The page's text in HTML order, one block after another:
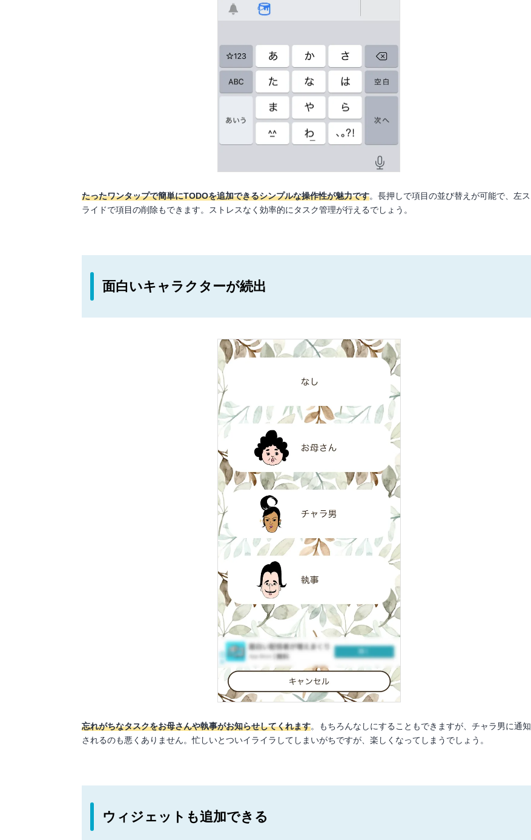
たったワンタップで簡単にTODOを追加できるシンプルな操作性が魅力です。長押しで項目の並び替えが可能で、左ス
ライドで項目の削除もできます。ストレスなく効率的にタスク管理が行えるでしょう。
面白いキャラクターが続出
忘れがちなタスクをお母さんや執事がお知らせしてくれます。もちろんなしにすることもできますが、チャラ男に通知
されるのも悪くありません。忙しいとついイライラしてしまいがちですが、楽しくなってしまうでしょう。
ウィジェットも追加できる